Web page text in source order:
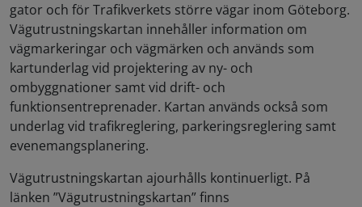
gator och för Trafikverkets större vägar inom Göteborg.
Vägutrustningskartan innehåller information om
vägmarkeringar och vägmärken och används som
kartunderlag vid projektering av ny- och
ombyggnationer samt vid drift- och
funktionsentreprenader. Kartan används också som
underlag vid trafikreglering, parkeringsreglering samt
evenemangsplanering.
Vägutrustningskartan ajourhålls kontinuerligt. På
länken ”Vägutrustningskartan” finns